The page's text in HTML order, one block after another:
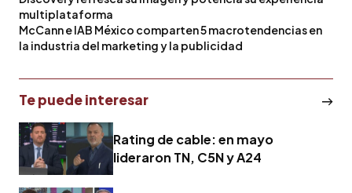
multiplataforma
McCann e IAB México comparten 5 macrotendencias en
la industria del marketing y la publicidad
Te puede interesar
Rating de cable: en mayo
lideraron TN, C5N y A24